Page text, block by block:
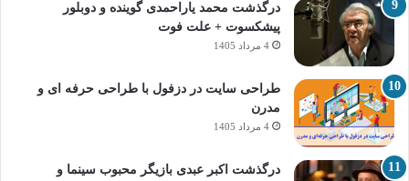
درگذشت محمد یاراحمدی گوینده و دوبلور
پیشکسوت + علت فوت
4 مرداد 1405
طراحی سایت در دزفول با طراحی حرفه‌ ای و
مدرن
4 مرداد 1405
درگذشت اکبر عبدی بازیگر محبوب سینما و